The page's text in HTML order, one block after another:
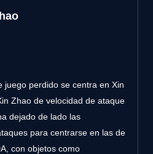
juego perdido se centra en Xin
Zhao de velocidad de ataque
dejado de lado las
para centrarse en las de
con objetos como